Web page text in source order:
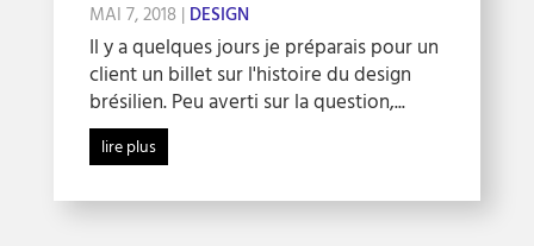
MAI 7, 2018 | DESIGN
Il y a quelques jours je préparais pour un
client un billet sur l'histoire du design
brésilien. Peu averti sur la question,...
lire plus